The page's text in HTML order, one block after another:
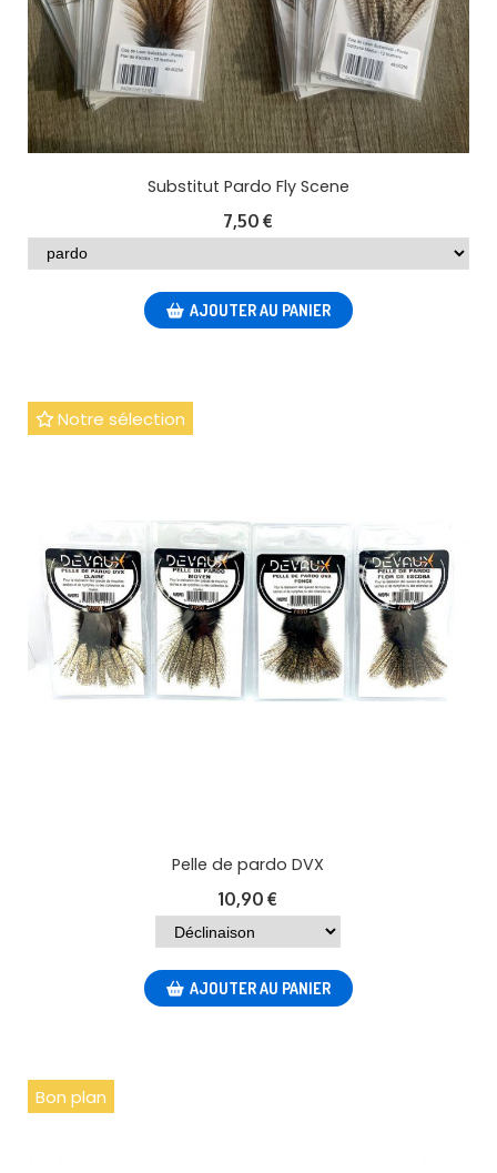
Substitut Pardo Fly Scene
7,50 €
AJOUTER AU PANIER
Notre sélection
Pelle de pardo DVX
10,90 €
AJOUTER AU PANIER
Bon plan